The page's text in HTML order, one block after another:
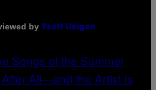
by Ysolt Usigan